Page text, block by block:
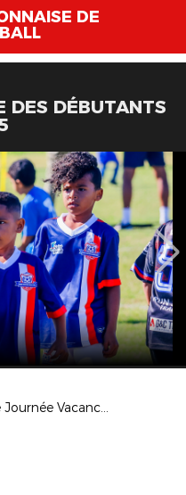
DE
DES DÉBUTANTS
Foot Première Journée Vacances 2025